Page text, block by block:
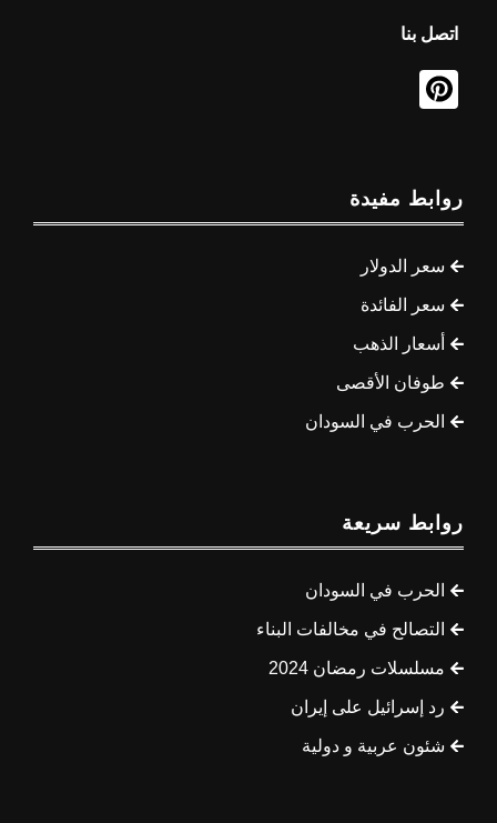
اتصل بنا
روابط مفيدة
سعر الدولار
سعر الفائدة
أسعار الذهب
طوفان الأقصى
الحرب في السودان
روابط سريعة
الحرب في السودان
التصالح في مخالفات البناء
مسلسلات رمضان 2024
رد إسرائيل على إيران
شئون عربية و دولية